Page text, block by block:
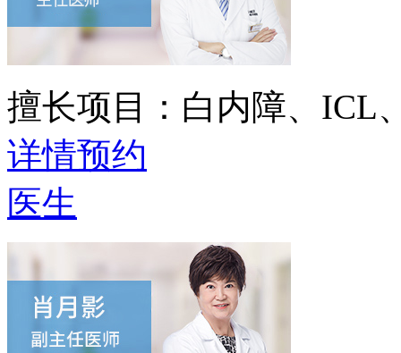
擅长项目： 白内障、ICL
详情预约
医生